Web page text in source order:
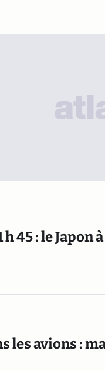
45 : le
les avions :